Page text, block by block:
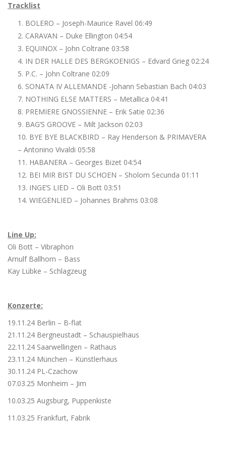
Tracklist
BOLERO – Joseph-Maurice Ravel 06:49
CARAVAN – Duke Ellington 04:54
EQUINOX – John Coltrane 03:58
IN DER HALLE DES BERGKOENIGS – Edvard Grieg 02:24
P.C. – John Coltrane 02:09
SONATA IV ALLEMANDE -Johann Sebastian Bach 04:03
NOTHING ELSE MATTERS – Metallica 04:41
PREMIERE GNOSSIENNE – Erik Satie 02:36
BAG’S GROOVE – Milt Jackson 02:03
BYE BYE BLACKBIRD – Ray Henderson & PRIMAVERA
– Antonino Vivaldi 05:58
HABANERA – Georges Bizet 04:54
BEI MIR BIST DU SCHOEN – Sholom Secunda 01:11
INGE’S LIED – Oli Bott 03:51
WIEGENLIED – Johannes Brahms 03:08
Line Up:
Oli Bott – Vibraphon
Arnulf Ballhorn – Bass
Kay Lübke – Schlagzeug
Konzerte:
19.11.24 Berlin – B-flat
21.11.24 Bergneustadt – Schauspielhaus
22.11.24 Saarwellingen – Rathaus
23.11.24 München – Künstlerhaus
30.11.24 PL-Czachow
07.03.25 Monheim – Jim
10.03.25 Augsburg, Puppenkiste
11.03.25 Frankfurt, Fabrik